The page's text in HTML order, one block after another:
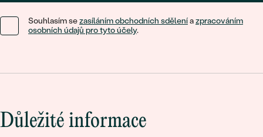
Souhlasím sezasíláním obchodních sděleníazpracováním
osobních údajů pro tyto účely.
Důležité informace